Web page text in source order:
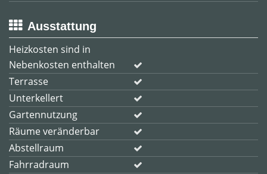
Ausstattung
Heizkosten sind in
Nebenkosten enthalten
Terrasse
Unterkellert
Gartennutzung
Räume veränderbar
Abstellraum
Fahrradraum